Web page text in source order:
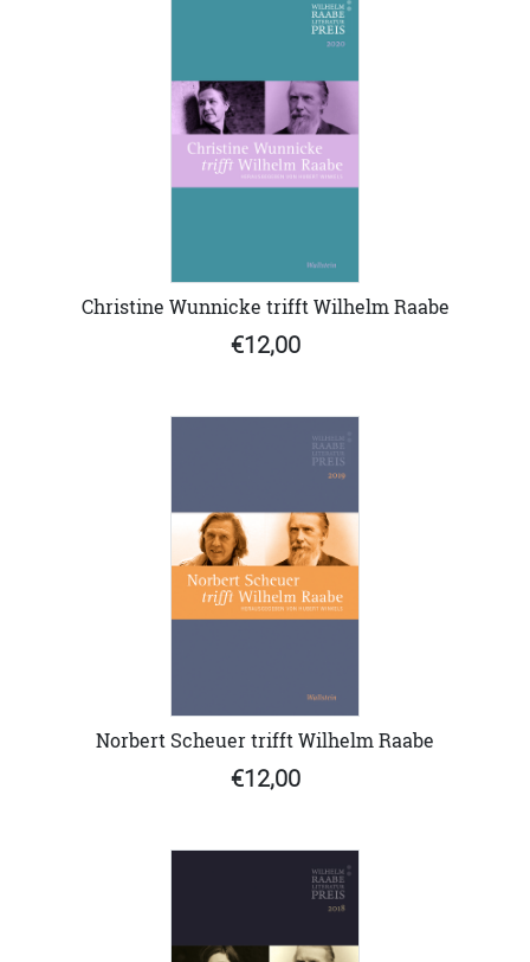
Christine Wunnicke trifft Wilhelm Raabe
€12,00
Norbert Scheuer trifft Wilhelm Raabe
€12,00